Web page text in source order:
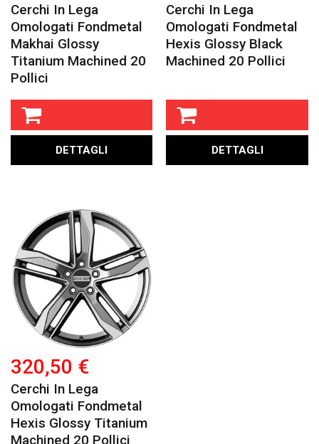
Cerchi In Lega
Omologati Fondmetal
Makhai Glossy
Titanium Machined 20
Pollici
DETTAGLI
Cerchi In Lega
Omologati Fondmetal
Hexis Glossy Black
Machined 20 Pollici
DETTAGLI
320,50 €
Cerchi In Lega
Omologati Fondmetal
Hexis Glossy Titanium
Machined 20 Pollici